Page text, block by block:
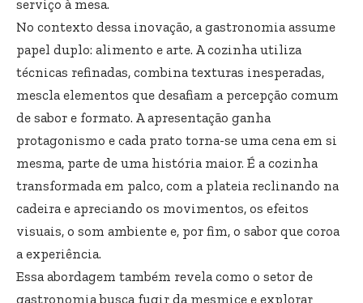
serviço à mesa.
No contexto dessa inovação, a gastronomia assume
papel duplo: alimento e arte. A cozinha utiliza
técnicas refinadas, combina texturas inesperadas,
mescla elementos que desafiam a percepção comum
de sabor e formato. A apresentação ganha
protagonismo e cada prato torna-se uma cena em si
mesma, parte de uma história maior. É a cozinha
transformada em palco, com a plateia reclinando na
cadeira e apreciando os movimentos, os efeitos
visuais, o som ambiente e, por fim, o sabor que coroa
a experiência.
Essa abordagem também revela como o setor de
gastronomia busca fugir da mesmice e explorar